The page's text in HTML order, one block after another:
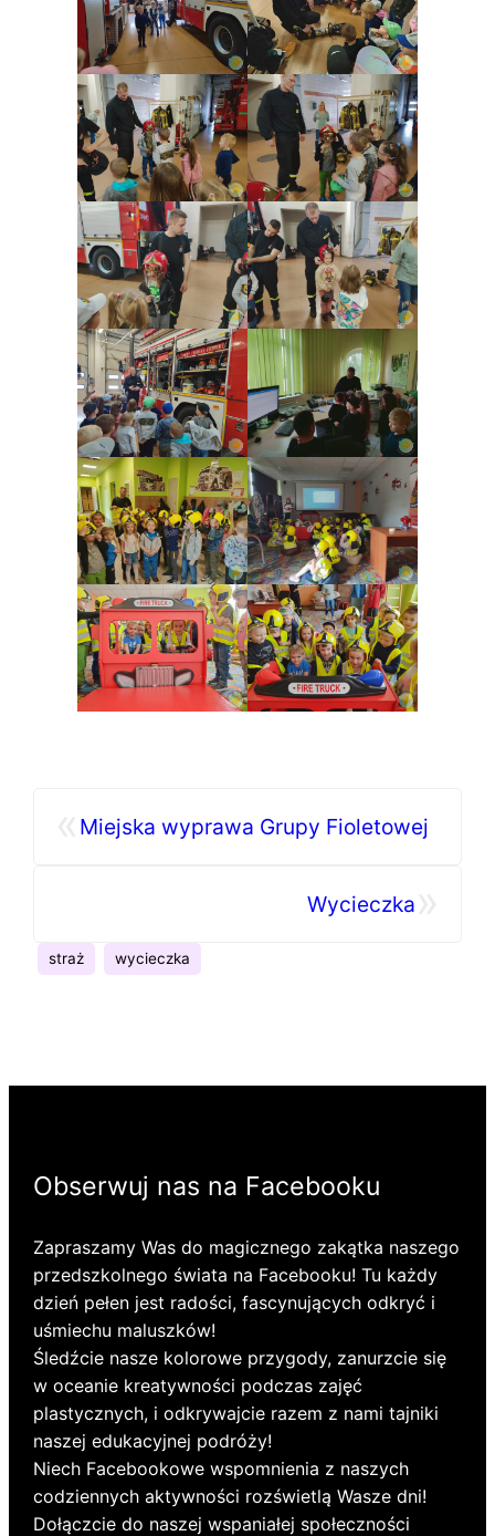
Miejska wyprawa Grupy Fioletowej
Wycieczka
straż wycieczka
Obserwuj nas na Facebooku
Zapraszamy Was do magicznego zakątka naszego
przedszkolnego świata na Facebooku! Tu każdy
dzień pełen jest radości, fascynujących odkryć i
uśmiechu maluszków!
Śledźcie nasze kolorowe przygody, zanurzcie się
w oceanie kreatywności podczas zajęć
plastycznych, i odkrywajcie razem z nami tajniki
naszej edukacyjnej podróży!
Niech Facebookowe wspomnienia z naszych
codziennych aktywności rozświetlą Wasze dni!
Dołączcie do naszej wspaniałej społeczności